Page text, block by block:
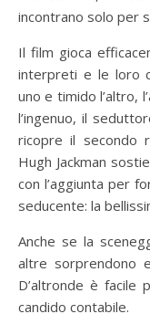
incontrano solo per
Il film gioca
interpreti e le loro
uno e timido l’altro,
l’ingenuo, il
ricopre il secondo
Hugh Jackman
con l’aggiunta per
seducente: la
Anche se la
altre sorprendono
D’altronde è facile
candido contabile.